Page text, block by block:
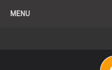
MENU